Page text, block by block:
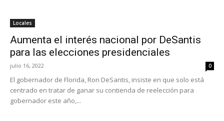
Locales
Aumenta el interés nacional por DeSantis
para las elecciones presidenciales
julio 16, 2022 0
El gobernador de Florida, Ron DeSantis, insiste en que solo está
centrado en tratar de ganar su contienda de reelección para
gobernador este año,...